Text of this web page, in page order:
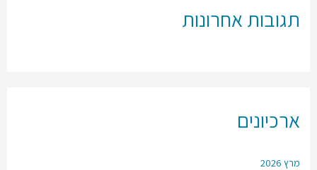
תגובות אחרונות
ארכיונים
מרץ 2026